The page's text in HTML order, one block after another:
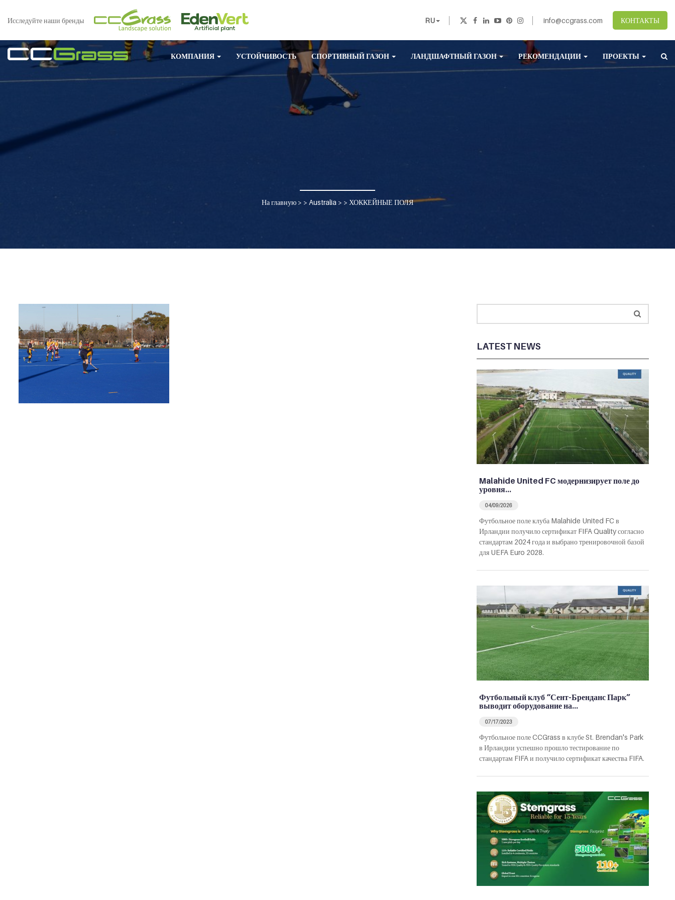
Исследуйте наши бренды RU info@ccgrass.com КОНТАКТЫ
КОМПАНИЯ УСТОЙЧИВОСТЬ СПОРТИВНЫЙ ГАЗОН ЛАНДШАФТНЫЙ ГАЗОН РЕКОМЕНДАЦИИ ПРОЕКТЫ
На главную > > Australia > > ХОККЕЙНЫЕ ПОЛЯ
LATEST NEWS
Malahide United FC модернизирует поле до
уровня…
04/09/2026
Футбольное поле клуба Malahide United FC в
Ирландии получило сертификат FIFA Quality согласно
стандартам 2024 года и выбрано тренировочной базой
для UEFA Euro 2028.
Футбольный клуб “Сент-Бренданс Парк”
выводит оборудование на…
07/17/2023
Футбольное поле CCGrass в клубе St. Brendan's Park
в Ирландии успешно прошло тестирование по
стандартам FIFA и получило сертификат качества FIFA.